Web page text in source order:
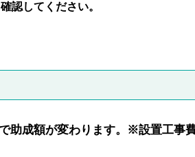
認してください。
助成額が変わります。※設置工事